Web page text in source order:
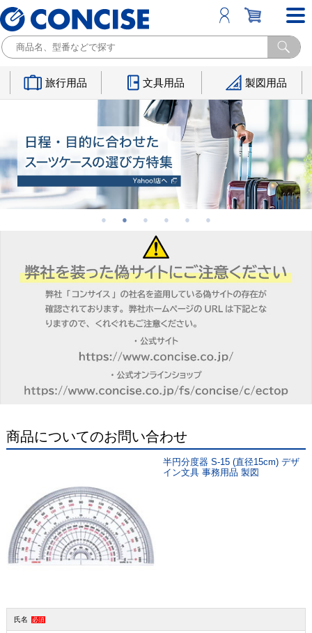
旅行用品 文具用品 製図用品
商品についてのお問い合わせ
半円分度器 S-15 (直径15cm) デザ
イン文具 事務用品 製図
氏名 必須